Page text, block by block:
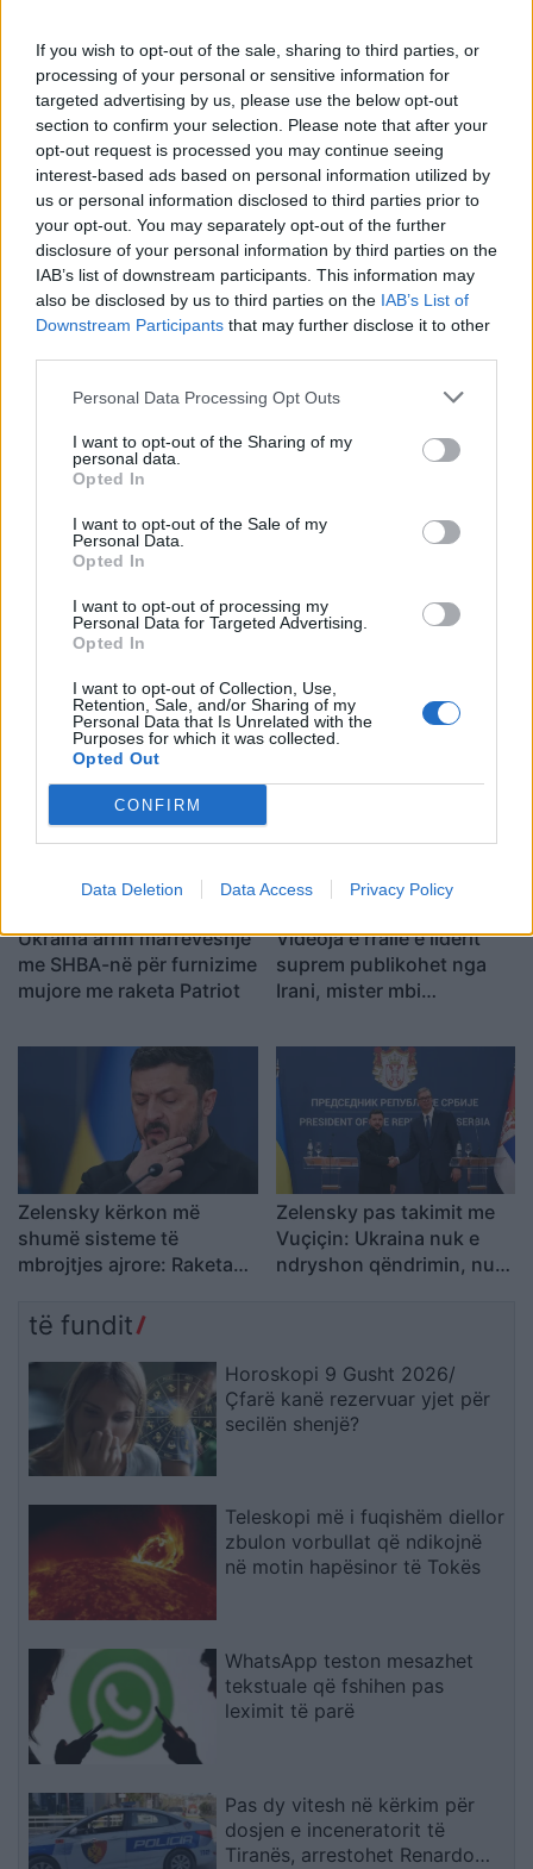
If you wish to opt-out of the sale, sharing to third parties, or
processing of your personal or sensitive information for
targeted advertising by us, please use the below opt-out
section to confirm your selection. Please note that after your
opt-out request is processed you may continue seeing
interest-based ads based on personal information utilized by
us or personal information disclosed to third parties prior to
your opt-out. You may separately opt-out of the further
disclosure of your personal information by third parties on the
IAB’s list of downstream participants. This information may
also be disclosed by us to third parties on the IAB’s List of
Downstream Participants that may further disclose it to other
Personal Data Processing Opt Outs
I want to opt-out of the Sharing of my
personal data.
Opted In
I want to opt-out of the Sale of my
Personal Data.
Opted In
I want to opt-out of processing my
Personal Data for Targeted Advertising.
Opted In
I want to opt-out of Collection, Use,
Retention, Sale, and/or Sharing of my
Personal Data that Is Unrelated with the
Purposes for which it was collected.
Opted Out
CONFIRM
Data Deletion Data Access Privacy Policy
zelensky
Ankaraja u kërkon
armëpushim në Detin e Zi
Zelensky paralajmëron:
në 50 mijë trupa nga
rezultat të ngushtë ish-
avokatin e Trumpit si
Prokuror të Përgjithshëm
të SHBA-së
zonat pranë Kievit, vriten
tre persona, përfshirë një
fëmijë
Ukraina arrin marrëveshje
me SHBA-në për furnizime
mujore me raketa Patriot
Videoja e rrallë e liderit
suprem publikohet nga
Irani, mister mbi
Khameneit
Zelensky kërkon më
shumë sisteme të
mbrojtjes ajrore: Raketa
njerëz
Zelensky pas takimit me
Vuçiçin: Ukraina nuk e
ndryshon qëndrimin, nuk
të fundit
Horoskopi 9 Gusht 2026/
Çfarë kanë rezervuar yjet për
secilën shenjë?
Teleskopi më i fuqishëm diellor
zbulon vorbullat që ndikojnë
në motin hapësinor të Tokës
WhatsApp teston mesazhet
tekstuale që fshihen pas
leximit të parë
Pas dy vitesh në kërkim për
dosjen e inceneratorit të
Tiranës, arrestohet Renardo